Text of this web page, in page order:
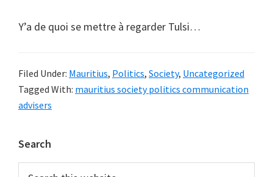
Y’a de quoi se mettre à regarder Tulsi…
Filed Under: Mauritius, Politics, Society, Uncategorized
Tagged With: mauritius society politics communication
advisers
Primary
Sidebar
Search